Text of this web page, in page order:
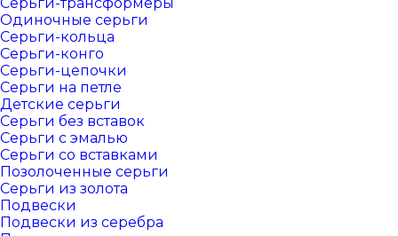
Одиночные серьги
Серьги-кольца
Серьги-конго
Серьги-цепочки
Серьги на петле
Детские серьги
Серьги без вставок
Серьги с эмалью
Серьги со вставками
Позолоченные серьги
Серьги из золота
Подвески
Подвески из серебра